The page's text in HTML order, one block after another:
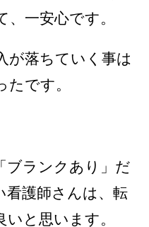
一安心です。
が落ちていく事は
です。
ブランクあり」だ
看護師さんは、転
と思います。